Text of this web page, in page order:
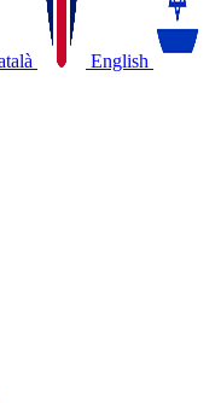
English